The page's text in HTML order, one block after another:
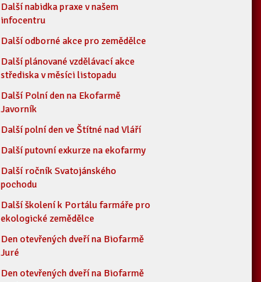
Další nabidka praxe v našem
infocentru
Další odborné akce pro zemědělce
Další plánované vzdělávací akce
střediska v měsíci listopadu
Další Polní den na Ekofarmě
Javorník
Další polní den ve Štítné nad Vláří
Další putovní exkurze na ekofarmy
Další ročník Svatojánského
pochodu
Další školení k Portálu farmáře pro
ekologické zemědělce
Den otevřených dveří na Biofarmě
Juré
Den otevřených dveří na Biofarmě